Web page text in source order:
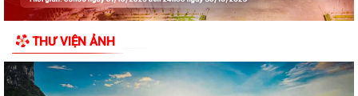
binh nhân dịp kỷ niệm 79 năm...
Chuyển đổi số trong hoạt động của Mặt trận Tổ quốc – Xây dựng “Mặt
trận số”, lan tỏa niềm tin, kết...
Đồng chí Bí thư Đảng ủy đặc khu Cát Hải thăm, tặng quà các gia đình
THƯ VIỆN ẢNH